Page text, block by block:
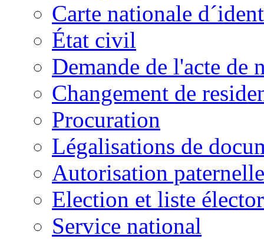
Carte nationale
État civil
Demande de l'acte de
Changement de
Procuration
Légalisations de
Autorisation paternelle
Election et liste
Service national